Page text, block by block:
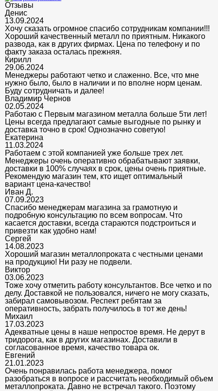
Отзывы
Денис
13.09.2024
Хочу сказать огромное спасибо сотрудникам компании!!!
Хороший качественный металл по приятным. Никакого
развода, как в других фирмах. Цена по телефону и по
факту заказа осталась прежняя.
Кирилл
29.06.2024
Менеджеры работают четко и слаженно. Все, что мне
нужно было, было в наличии и по вполне норм ценам.
Буду сотрудничать и далее!
Владимир Чернов
02.05.2024
Работаю с Первым магазином металла больше 5ти лет!
Цены всегда предлагают самые выгодные по рынку и
доставка точно в срок! Однозначно советую!
Екатерина
11.03.2024
Работаем с этой компанией уже больше трех лет.
Менеджеры очень оперативно обрабатывают заявки,
доставки в 100% случаях в срок, цены очень приятные.
Рекомендую магазин тем, кто ищет оптимальный
вариант цена-качество!
Иван Д.
07.09.2023
Спасибо менеджерам магазина за грамотную и
подробную консультацию по всем вопросам. Что
касается доставки, всегда стараются подстроиться и
привезти как удобно нам!
Сергей
14.08.2023
Хороший магазин металлопроката с честными ценами
на продукцию! Ни разу не подвели.
Виктор
03.06.2023
Тоже хочу отметить работу консультантов. Все четко и по
делу. Доставкой не пользовался, ничего не могу сказать,
забирал самовывозом. Респект ребятам за
оперативность, забрать получилось в тот же день!
Михаил
17.03.2023
Адекватные цены в наше непростое время. Не дерут в
тридорога, как в других магазинах. Доставили в
согласованное время, качество товара ок.
Евгений
21.01.2023
Очень понравилась работа менеджера, помог
разобраться в вопросе и рассчитать необходимый объем
металлопроката. Давно не встречал такого. Поэтому